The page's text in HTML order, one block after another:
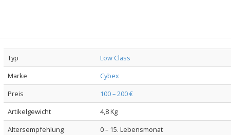
Typ
Low Class
Marke
Cybex
Preis
100 – 200 €
Artikelgewicht
4,8 Kg
Altersempfehlung
0 – 15. Lebensmonat